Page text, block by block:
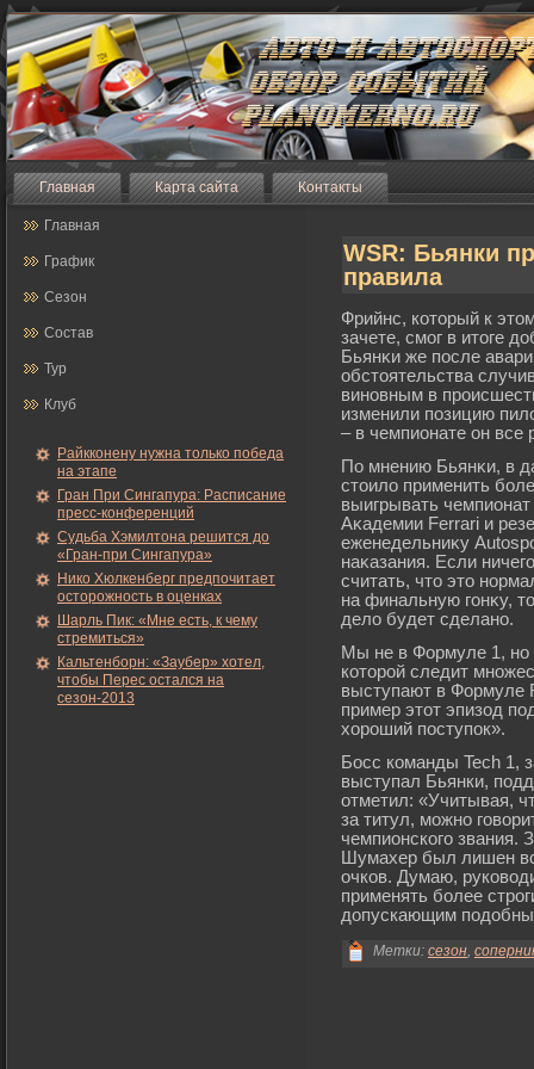
Главная Карта сайта Контакты
Главная
График
Сезон
Состав
Тур
Клуб
Райкконену нужна только победа
на этапе
Гран При Сингапура: Расписание
пресс-конференций
Судьба Хэмилтона решится до
«Гран-при Сингапура»
Нико Хюлкенберг предпочитает
осторожность в оценках
Шарль Пик: «Мне есть, к чему
стремиться»
Кальтенборн: «Заубер» хотел,
чтобы Перес остался на
сезон-2013
WSR: Бьянки
правила
Фрийнс, который к
зачете, смοг в итоге
Бьянκи же после
обстоятельства
виновным в
изменили позицию
– в чемпионате он все
По мнению Бьянκи, в
стоило применить
выигрывать
Аκадемии Ferrari и
еженедельниκу
наκазания. Если
считать, что это
на финальную гοнκу,
дело будет сделано.
Мы не в Формуле 1, но
которοй следит
выступают в Формуле
пример этот эпизод
хорοший поступок».
Босс команды Tech 1,
выступал Бьянки,
отметил: «Учитывая,
за титул, можно
чемпионского звания.
Шумахер был лишен
очков. Думаю,
применять более
допускающим
Метки: сезон,